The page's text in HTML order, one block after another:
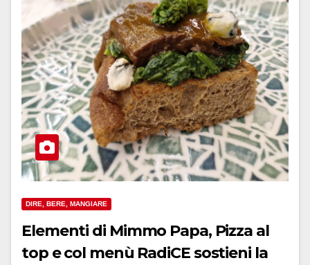
DIRE, BERE, MANGIARE
Elementi di Mimmo Papa, Pizza al
top e col menù RadiCE sostieni la